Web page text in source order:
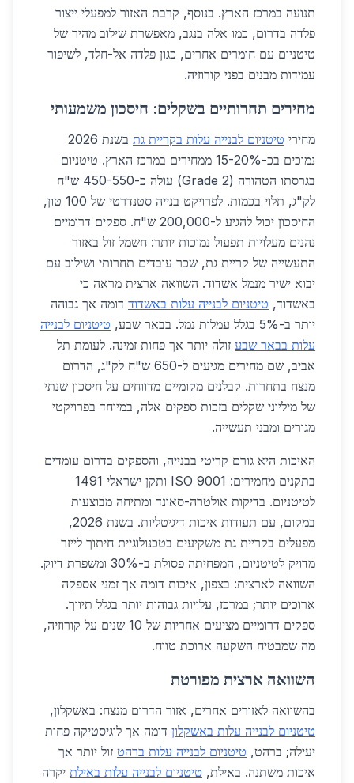
תנועה במרכז הארץ. בנוסף, קרבת האזור למפעלי ייצור
פלדה בדרום, כמו אלה בנגב, מאפשרת שילוב מהיר של
טיטניום עם חומרים אחרים, כגון פלדה אל-חלד, לשיפור
עמידות מבנים בפני קורוזיה.
מחירים תחרותיים בשקלים: חיסכון משמעותי
מחירי טיטניום לבנייה עלות בקריית גת
בשנת 2026
נמוכים בכ-15-20% ממחירים במרכז הארץ. טיטניום
בגרסתו הטהורה (Grade 2) עולה כ-450-550 ש"ח
לק"ג, תלוי בכמות. לפרויקט בנייה סטנדרטי של 100 טון,
החיסכון יכול להגיע ל-200,000 ש"ח. ספקים דרומיים
נהנים מעלויות תפעול נמוכות יותר: חשמל זול באזור
התעשייה של קריית גת, שכר עובדים תחרותי ושילוב עם
יבוא ישיר מנמל אשדוד. השוואה ארצית מראה כי
באשדוד, טיטניום לבנייה עלות באשדוד דומה אך גבוהה
יותר ב-5% בגלל עמלות נמל. בבאר שבע,
טיטניום לבנייה
עלות בבאר שבע זולה יותר אך פחות זמינה. לעומת תל
אביב, שם מחירים מגיעים ל-650 ש"ח לק"ג, הדרום
מנצח בתחרות. קבלנים מקומיים מדווחים על חיסכון שנתי
של מיליוני שקלים בזכות ספקים אלה, במיוחד בפרויקטי
מגורים ומבני תעשייה.
האיכות היא גורם קריטי בבנייה, והספקים בדרום עומדים
בתקנים מחמירים: ISO 9001 ותקן ישראלי 1491
לטיטניום. בדיקות אולטרה-סאונד ומתיחה מבוצעות
במקום, עם תעודות איכות דיגיטליות. בשנת 2026,
מפעלים בקריית גת משקיעים בטכנולוגיית חיתוך לייזר
מדויק לטיטניום, המפחיתה פסולת ב-30% ומשפרת דיוק.
השוואה לארצית: בצפון, איכות דומה אך זמני אספקה
ארוכים יותר; במרכז, עלויות גבוהות יותר בגלל תיווך.
ספקים דרומיים מציעים אחריות של 10 שנים על קורוזיה,
מה שמבטיח השקעה ארוכת טווח.
השוואה ארצית מפורטת
בהשוואה לאזורים אחרים, אזור הדרום מנצח: באשקלון,
טיטניום לבנייה עלות באשקלון דומה אך לוגיסטיקה פחות
יעילה; ברהט, טיטניום לבנייה עלות ברהט זול יותר אך
איכות משתנה. באילת, טיטניום לבנייה עלות באילת יקרה